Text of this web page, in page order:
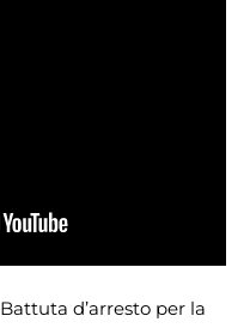
Battuta d’arresto per la